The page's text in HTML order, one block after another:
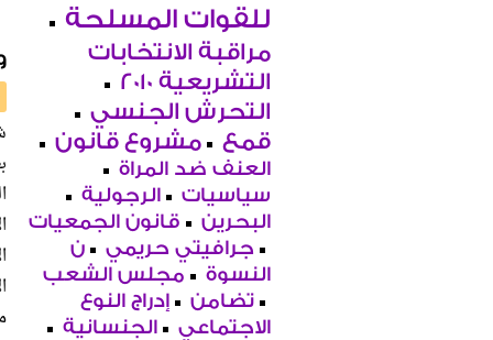
للقوات المسلحة
مراقبة الانتخابات
التشريعية 2010
التحرش الجنسي
قمع
مشروع قانون
العنف ضد المراة
سياسيات
الرجولية
البحرين
قانون الجمعيات
جرافيتي حريمي
ن
النسوة
مجلس الشعب
تضامن
إدراج النوع
الاجتماعي
الجنسانية